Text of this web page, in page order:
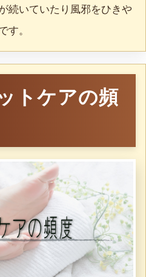
続いていたり風邪をひきや
す。
トケアの頻